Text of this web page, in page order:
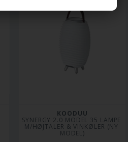
KOODUU
SYNERGY 2.0 MODEL 35 LAMPE
M/HØJTALER & VINKØLER (NY
MODEL)